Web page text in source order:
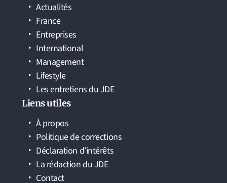
Actualités
France
Entreprises
International
Management
Lifestyle
Les entretiens du JDE
Liens utiles
À propos
Politique de corrections
Déclaration d’intérêts
La rédaction du JDE
Contact